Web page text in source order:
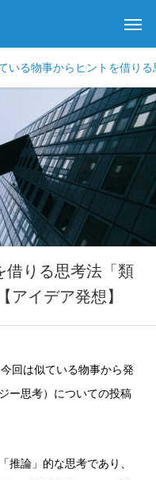
いる物事からヒントを借り
借りる思考法「類
アイデア発想】
回は似ている物事から発
ー思考）についての投稿
推論」的な思考であり、